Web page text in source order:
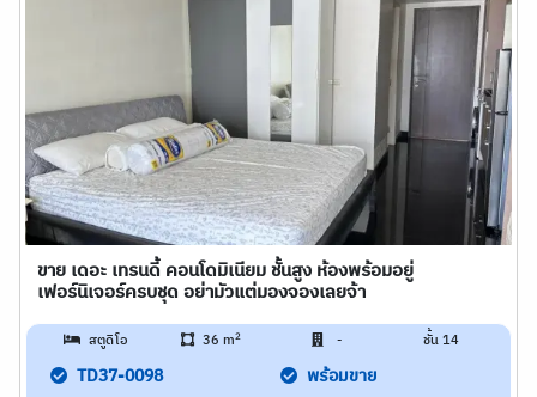
ขาย เดอะ เทรนดี้ คอนโดมิเนียม ชั้นสูง ห้องพร้อมอยู่
เฟอร์นิเจอร์ครบชุด อย่ามัวแต่มองจองเลยจ้า
สตูดิโอ 36 m2 - ชั้น 14
TD37-0098 พร้อมขาย